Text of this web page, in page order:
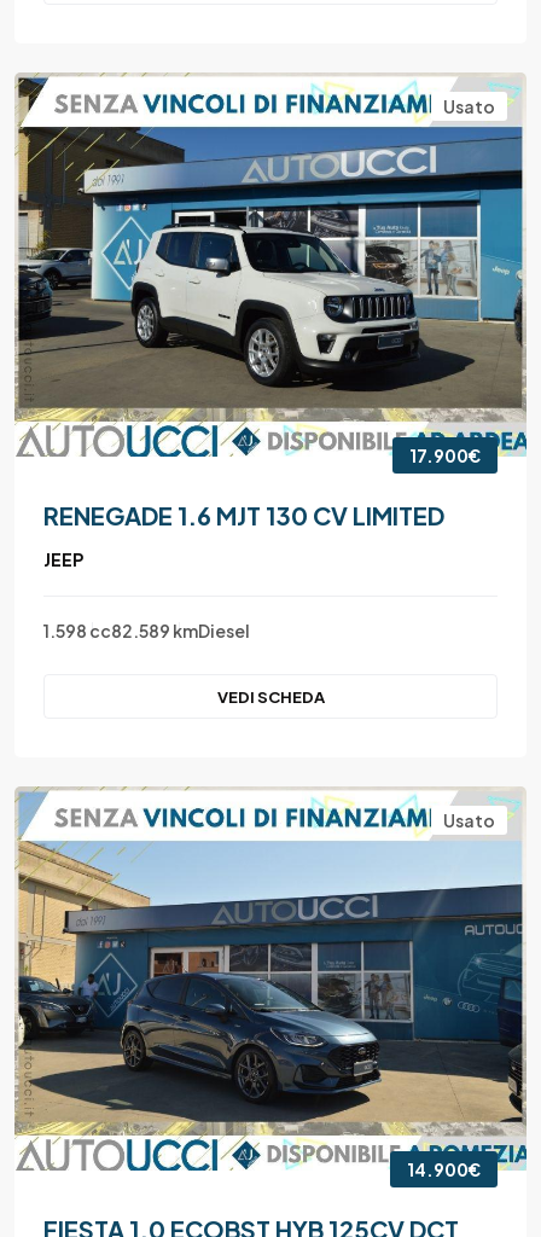
Usato
17.900€
RENEGADE 1.6 MJT 130 CV LIMITED
JEEP
1.598 cc82.589 kmDiesel
VEDI SCHEDA
Usato
14.900€
FIESTA 1.0 ECOBST HYB 125CV DCT